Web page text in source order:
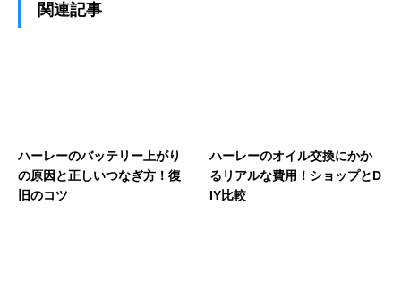
関連記事
ハーレーのバッテリー上がり
の原因と正しいつなぎ方！復
旧のコツ
ハーレーのオイル交換にかか
るリアルな費用！ショップとD
IY比較